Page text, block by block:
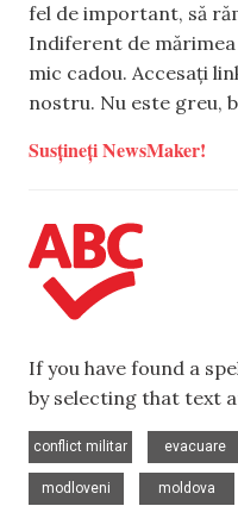
fel de important, să
Indiferent de
mic cadou. Accesați
nostru. Nu este greu,
Susțineți NewsMaker!
If you have found a
by selecting that text
conflict militar
evacuare
modloveni
moldova